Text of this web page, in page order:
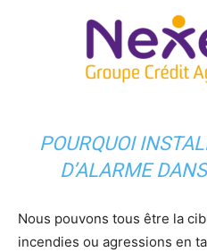
POURQUOI
D’ALARME
Nous pouvons tous être la
incendies ou agressions en